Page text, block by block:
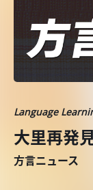
Language
大里再発
方言ニュース